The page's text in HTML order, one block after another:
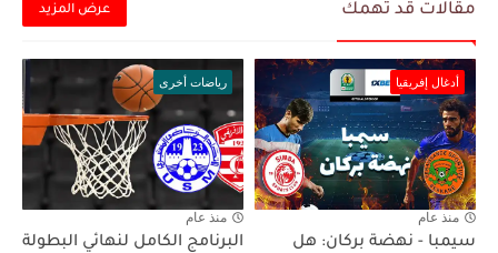
مقالات قد تهمك عرض المزيد
أدغال إفريقيا
منذ عام
سيمبا - نهضة بركان: هل
رياضات أخرى
منذ عام
البرنامج الكامل لنهائي البطولة